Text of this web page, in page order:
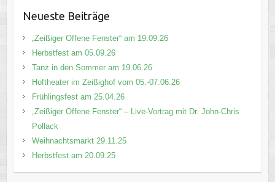
Neueste Beiträge
„Zeißiger Offene Fenster“ am 19.09.26
Herbstfest am 05.09.26
Tanz in den Sommer am 19.06.26
Hoftheater im Zeißighof vom 05.-07.06.26
Frühlingsfest am 25.04.26
„Zeißiger Offene Fenster“ – Live-Vortrag mit Dr. John-Chris
Pollack
Weihnachtsmarkt 29.11.25
Herbstfest am 20.09.25